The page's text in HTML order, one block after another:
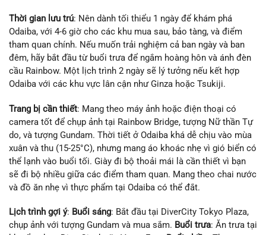
Thời gian lưu trú: Nên dành tối thiểu 1 ngày để khám phá
Odaiba, với 4-6 giờ cho các khu mua sau, bảo tàng, và điểm
tham quan chính. Nếu muốn trải nghiệm cả ban ngày và ban
đêm, hãy bắt đầu từ buổi trưa để ngắm hoàng hôn và ánh đèn
cầu Rainbow. Một lịch trình 2 ngày sẽ lý tưởng nếu kết hợp
Odaiba với các khu vực lân cận như Ginza hoặc Tsukiji.
Trang bị cần thiết: Mang theo máy ảnh hoặc điện thoại có
camera tốt để chụp ảnh tại Rainbow Bridge, tượng Nữ thần Tự
do, và tượng Gundam. Thời tiết ở Odaiba khá dễ chịu vào mùa
xuân và thu (15-25°C), nhưng mang áo khoác nhẹ vì gió biển có
thể lạnh vào buổi tối. Giày đi bộ thoải mái là cần thiết vì bạn
sẽ đi bộ nhiều giữa các điểm tham quan. Mang theo chai nước
và đồ ăn nhẹ vì thực phẩm tại Odaiba có thể đắt.
Lịch trình gợi ý: Buổi sáng: Bắt đầu tại DiverCity Tokyo Plaza,
chụp ảnh với tượng Gundam và mua sắm. Buổi trưa: Ăn trưa tại